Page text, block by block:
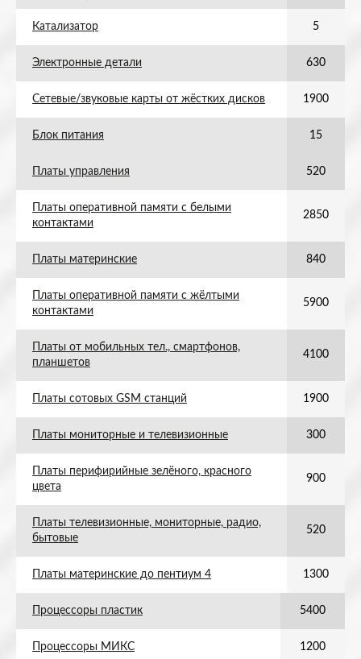
Катализатор 5
Электронные детали 630
Сетевые/звуковые карты от жёстких дисков 1900
Блок питания 15
Платы управления 520
Платы оперативной памяти с белыми
контактами
2850
Платы материнские 840
Платы оперативной памяти с жёлтыми
контактами
5900
Платы от мобильных тел., смартфонов,
планшетов
4100
Платы сотовых GSM станций 1900
Платы мониторные и телевизионные 300
Платы перифирийные зелёного, красного
цвета
900
Платы телевизионные, мониторные, радио,
бытовые
520
Платы материнские до пентиум 4 1300
Процессоры пластик 5400
Процессоры МИКС 1200